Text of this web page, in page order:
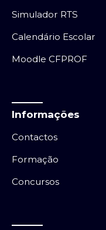
Simulador RTS
Calendário Escolar
Moodle CFPROF
Informações
Contactos
Formação
Concursos